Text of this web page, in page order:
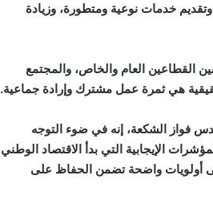
وتقديم خدمات نوعية ومتطورة، وزيادة
القطاعين العام والخاص، والمجتمع
هي ثمرة عمل مشترك وإرادة جماعية.
فواز الشكعة، إنه في ضوء التوجه
الإيجابية التي بدأ الاقتصاد الوطني
على أولويات واضحة تضمن الحفاظ على